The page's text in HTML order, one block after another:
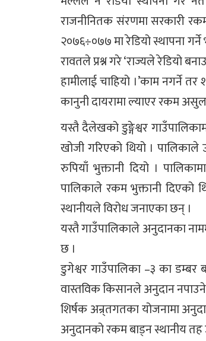
राजनीनितक संरणमा सरकारी
२०७६÷०७७ मा रेडियो स्थापना
रावतले प्रश्न गरे ‘राज्यले रेडियो
हामीलाई चाहियो ।’काम नगर्ने
कानुनी दायरामा ल्याएर रकम
यस्तै दैलेखको डुङ्गेश्वर
खोजी गरिएको थियो ।
रुपियाँ भुक्तानी दियो ।
पालिकाले रकम भुक्तानी दिएको
स्थानीयले विरोध जनाएका छन् ।
यस्तै गाउँपालिकाले अनुदानका
छ ।
डुगेश्वर गाउँपालिका –३ का
वास्तविक किसानले अनुदान
शिर्षक अन्र्तगतका योजनामा
अनुदानको रकम बाड्न स्थानीय